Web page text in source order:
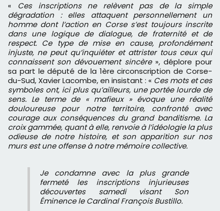
« Ces inscriptions ne relèvent pas de la simple
dégradation : elles attaquent personnellement un
homme dont l’action en Corse s’est toujours inscrite
dans une logique de dialogue, de fraternité et de
respect. Ce type de mise en cause, profondément
injuste, ne peut qu’inquiéter et attrister tous ceux qui
connaissent son dévouement sincère», ​déplore pour
sa part le député de la 1ère circonscription de Corse-
du-Sud, Xavier Lacombe, en insistant : « Ces mots et ces
symboles ont, ici plus qu’ailleurs, une portée lourde de
sens. Le terme de « mafieux » évoque une réalité
douloureuse pour notre territoire, confronté avec
courage aux conséquences du grand banditisme. La
croix gammée, quant à elle, renvoie à l’idéologie la plus
odieuse de notre histoire, et son apparition sur nos
murs est une offense à notre mémoire collective.
Je condamne avec la plus grande
fermeté les inscriptions injurieuses
découvertes samedi visant Son
Éminence le Cardinal François Bustillo.